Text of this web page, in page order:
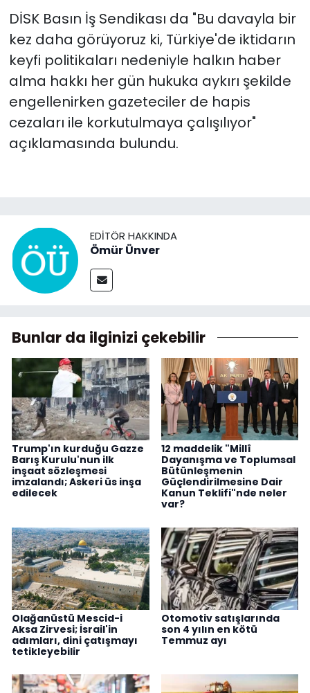
DİSK Basın İş Sendikası da "Bu davayla bir
kez daha görüyoruz ki, Türkiye'de iktidarın
keyfi politikaları nedeniyle halkın haber
alma hakkı her gün hukuka aykırı şekilde
engellenirken gazeteciler de hapis
cezaları ile korkutulmaya çalışılıyor"
açıklamasında bulundu.
EDITÖR HAKKINDA
Ömür Ünver
Bunlar da ilginizi çekebilir
Trump'ın kurduğu Gazze
Barış Kurulu'nun ilk
inşaat sözleşmesi
imzalandı; Askeri üs inşa
edilecek
12 maddelik "Millî
Dayanışma ve Toplumsal
Bütünleşmenin
Güçlendirilmesine Dair
Kanun Teklifi"nde neler
var?
Olağanüstü Mescid-i
Aksa Zirvesi; İsrail'in
adımları, dini çatışmayı
tetikleyebilir
Otomotiv satışlarında
son 4 yılın en kötü
Temmuz ayı